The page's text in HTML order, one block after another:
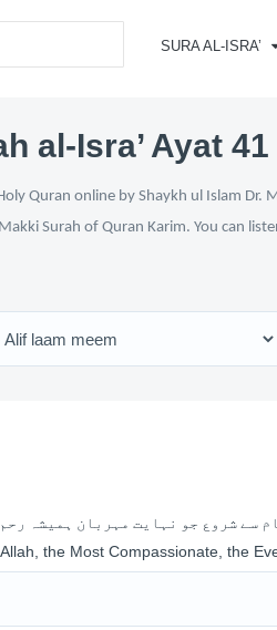
SURA AL-ISRA’
al-Isra’ Ayat
Quran online by Shaykh ul Islam
Surah of Quran Karim. You can
سے شروع جو نہایت مہربان ہمیشہ
the Most Compassionate, the